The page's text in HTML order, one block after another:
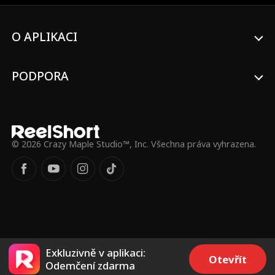
O APLIKACI
PODPORA
© 2026 Crazy Maple Studio™, Inc. Všechna práva vyhrazena.
Exkluzivně v aplikaci:
Odemčení zdarma
Otevřít